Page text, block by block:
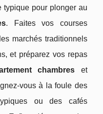
typique pour plonger au
. Faites vos courses
marchés traditionnels
et préparez vos repas
chambres et
vous à la foule des
ou des cafés